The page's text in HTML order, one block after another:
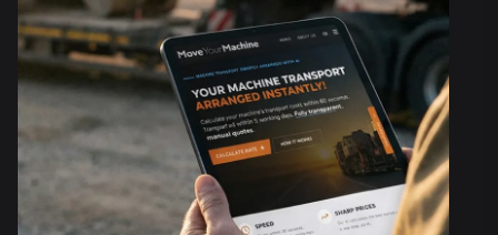
WARUM TRAKTORTRANSPORT
KOMPLEX IST
Der Transport von landwirtschaftlichen Fahrzeugen
zeitkritisch. Der logistische Druck ist besonders
Saat- und Erntezeiten sowie in anderen geschäftigen
spürbar. Das Verlegen Ihres Traktors, Mähdreschers
Sämaschinen muss schnell und ohne Verzögerung